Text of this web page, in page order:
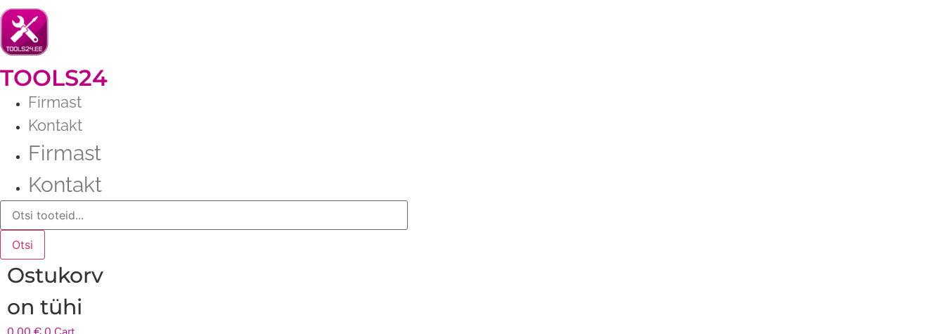
Liigu
sisu
juurde
TOOLS24
Firmast
Kontakt
Firmast
Kontakt
Products
search
Otsi
Ostukorv
on tühi
0,00 € 0 Cart